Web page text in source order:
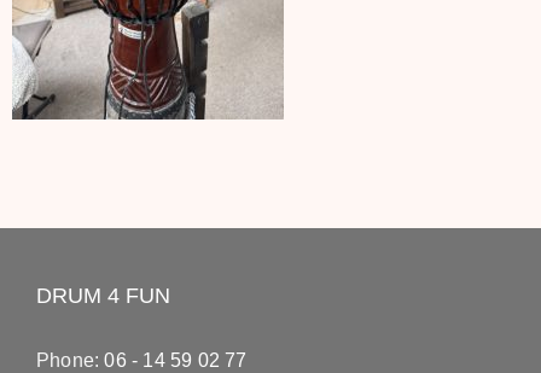
DRUM 4 FUN
Phone:06 - 14 59 02 77